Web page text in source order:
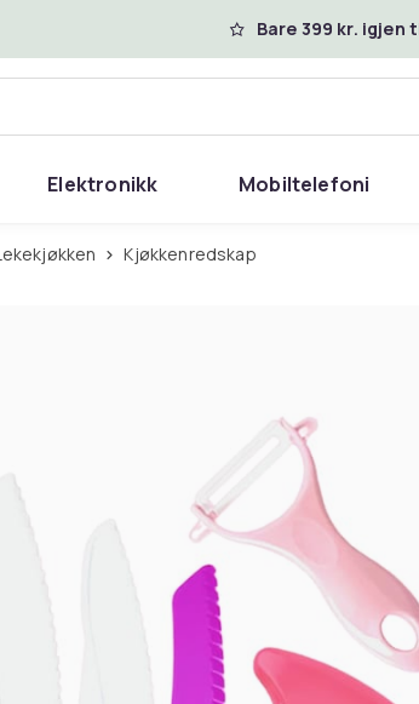
Bare 399 kr.
Elektronikk Mobiltelefoni
Lekekjøkken Kjøkkenredskap